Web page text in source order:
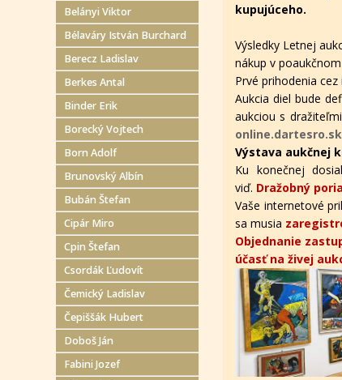
Belányi Viktor
Bélaváry István Burchard
Berecz Ladislav
Berkes Antal
Binder Erik
Borecký Vojtech
Born Adolf
Brunovský Albín
Bubán Štefan
Cipár Miro
Cpin Štefan
Csordák Ľudovít
Čemický Ladislav
Čepiššák Hubert
Doboš Ján
Fabini Jozef
kupujúceho.
Výsledky Letnej
nákup v
Prvé prihodenia
Aukcia diel bude
aukciou s
online.dartesro.sk
Výstava aukčnej
Ku konečnej
viď. Dražobný
Vaše internetové
sa musia
Objednanie
účasť na živej